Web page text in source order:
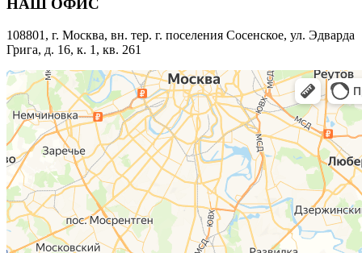
НАШ ОФИС
108801, г. Москва, вн. тер. г. поселения Сосенское, ул. Эдварда
Грига, д. 16, к. 1, кв. 261